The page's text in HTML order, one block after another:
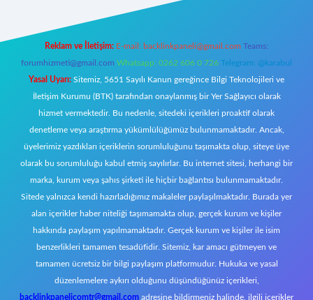
Reklam ve İletişim: E-mail: backlinkpaneli@gmail.com Teams:
forumhizmeti@gmail.com Whatsapp: 0262 606 0 726 Telegram: @karabul
Yasal Uyarı: Sitemiz, 5651 Sayılı Kanun gereğince Bilgi Teknolojileri ve
İletişim Kurumu (BTK) tarafından onaylanmış bir Yer Sağlayıcı olarak
hizmet vermektedir. Bu nedenle, sitedeki içerikleri proaktif olarak
denetleme veya araştırma yükümlülüğümüz bulunmamaktadır. Ancak,
üyelerimiz yazdıkları içeriklerin sorumluluğunu taşımakta olup, siteye üye
olarak bu sorumluluğu kabul etmiş sayılırlar. Bu internet sitesi, herhangi bir
marka, kurum veya şahıs şirketi ile hiçbir bağlantısı bulunmamaktadır.
Sitede yalnızca kendi hazırladığımız makaleler paylaşılmaktadır. Burada yer
alan içerikler haber niteliği taşımamakta olup, gerçek kurum ve kişiler
hakkında paylaşım yapılmamaktadır. Gerçek kurum ve kişiler ile isim
benzerlikleri tamamen tesadüfidir. Sitemiz, kar amacı gütmeyen ve
tamamen ücretsiz bir bilgi paylaşım platformudur. Hukuka ve yasal
düzenlemelere aykırı olduğunu düşündüğünüz içerikleri,
backlinkpanelicomtr@gmail.com adresine bildirmeniz halinde, ilgili içerikler